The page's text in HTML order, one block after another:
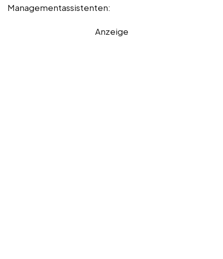
Managementassistenten:
Anzeige